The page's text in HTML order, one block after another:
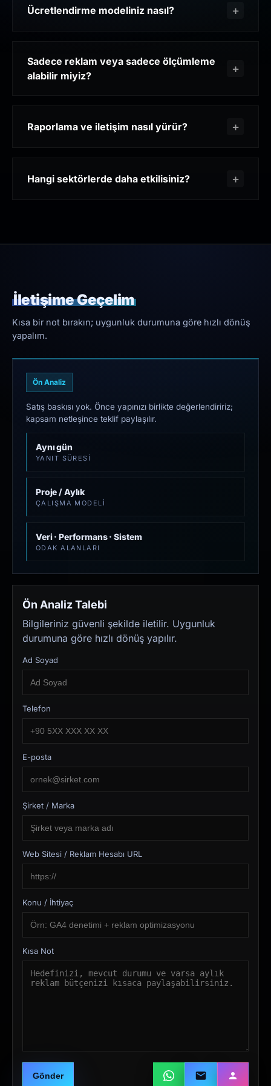
Ücretlendirme modeliniz nasıl?
Sadece reklam veya sadece ölçümleme
alabilir miyiz?
Raporlama ve iletişim nasıl yürür?
Hangi sektörlerde daha etkilisiniz?
İletişime Geçelim
Kısa bir not bırakın; uygunluk durumuna göre hızlı dönüş
yapalım.
Ön Analiz
Satış baskısı yok. Önce yapınızı birlikte değerlendiririz;
kapsam netleşince teklif paylaşılır.
Aynı gün
YANIT SÜRESI
Proje / Aylık
ÇALIŞMA MODELI
Veri · Performans · Sistem
ODAK ALANLARI
Ön Analiz Talebi
Bilgileriniz güvenli şekilde iletilir. Uygunluk
durumuna göre hızlı dönüş yapılır.
Ad Soyad
Telefon
E-posta
Şirket / Marka
Web Sitesi / Reklam Hesabı URL
Konu / İhtiyaç
Kısa Not
Gönder